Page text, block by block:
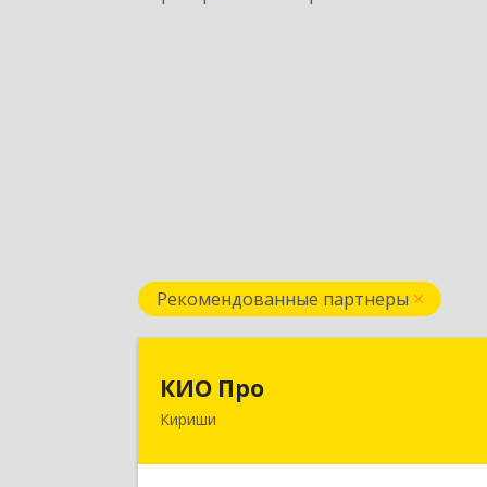
Рекомендованные партнеры
КИО Про
Кириши187110, Ленинградская обл, м.р-н